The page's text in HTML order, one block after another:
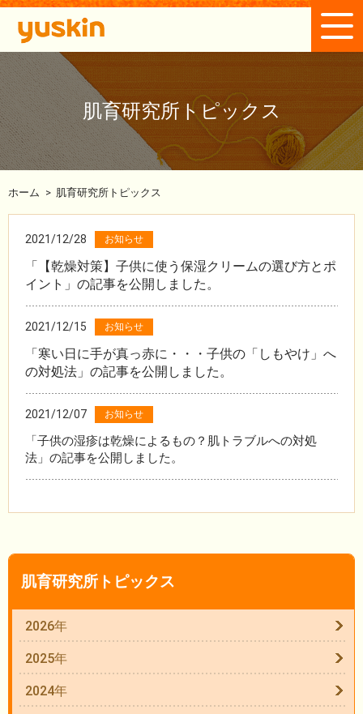
肌育研究所トピックス
ホーム > 肌育研究所トピックス
2021/12/28 お知らせ
「【乾燥対策】子供に使う保湿クリームの選び方とポ
イント」の記事を公開しました。
2021/12/15 お知らせ
「寒い日に手が真っ赤に・・・子供の「しもやけ」へ
の対処法」の記事を公開しました。
2021/12/07 お知らせ
「子供の湿疹は乾燥によるもの？肌トラブルへの対処
法」の記事を公開しました。
肌育研究所トピックス
2026年
2025年
2024年